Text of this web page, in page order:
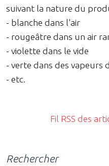
suivant la nature du
- blanche dans l'air
- rougeâtre dans un air
- violette dans le vide
- verte dans des vapeurs
- etc.
Fil RSS des
Rechercher